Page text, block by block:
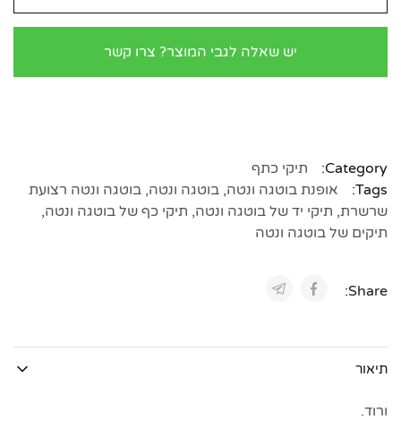
יש שאלה לגבי המוצר? צרו קשר
Category:
תיקי כתף
Tags:
אופנת בוטגה ונטה, בוטגה ונטה, בוטגה ונטה רצועת
שרשרת, תיקי יד של בוטגה ונטה, תיקי כף של בוטגה ונטה,
תיקים של בוטגה ונטה
Share:
תיאור
ורוד.